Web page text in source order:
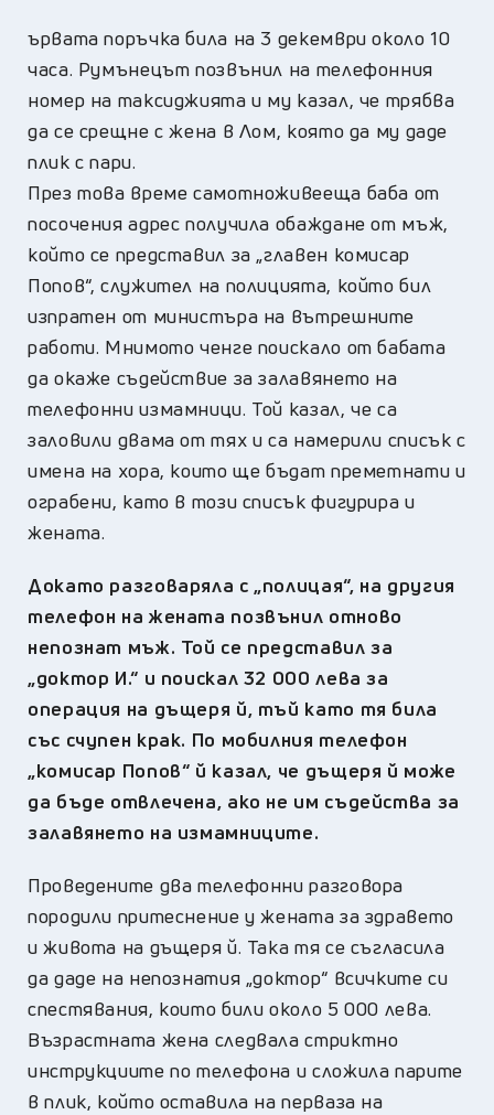
ървата поръчка била на 3 декември около 10
часа. Румънецът позвънил на телефонния
номер на таксиджията и му казал, че трябва
да се срещне с жена в Лом, която да му даде
плик с пари.
През това време самотноживееща баба от
посочения адрес получила обаждане от мъж,
който се представил за „главен комисар
Попов“, служител на полицията, който бил
изпратен от министъра на вътрешните
работи. Мнимото ченге поискало от бабата
да окаже съдействие за залавянето на
телефонни измамници. Той казал, че са
заловили двама от тях и са намерили списък с
имена на хора, които ще бъдат преметнати и
ограбени, като в този списък фигурира и
жената.
Докато разговаряла с „полицая“, на другия
телефон на жената позвънил отново
непознат мъж. Той се представил за
„доктор И.“ и поискал 32 000 лева за
операция на дъщеря й, тъй като тя била
със счупен крак. По мобилния телефон
„комисар Попов“ й казал, че дъщеря й може
да бъде отвлечена, ако не им съдейства за
залавянето на измамниците.
Проведените два телефонни разговора
породили притеснение у жената за здравето
и живота на дъщеря й. Така тя се съгласила
да даде на непознатия „доктор“ всичките си
спестявания, които били около 5 000 лева.
Възрастната жена следвала стриктно
инструкциите по телефона и сложила парите
в плик, който оставила на перваза на